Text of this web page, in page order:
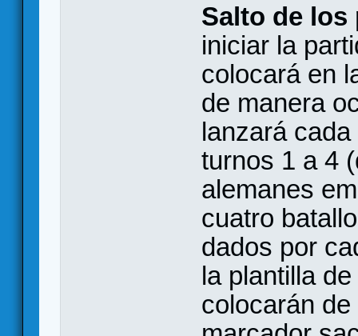
Salto de los
iniciar la
colocará en
de manera
lanzará
turnos 1 a 4
alemanes
cuatro
dados por
la plantilla
colocarán